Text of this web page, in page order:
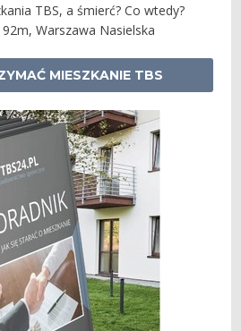
TBS, a śmierć? Co wtedy?
Warszawa Nasielska
MIESZKANIE TBS